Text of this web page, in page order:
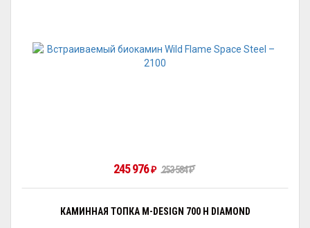
245 976 ₽ 253 584₽
КАМИННАЯ ТОПКА M-DESIGN 700 H DIAMOND